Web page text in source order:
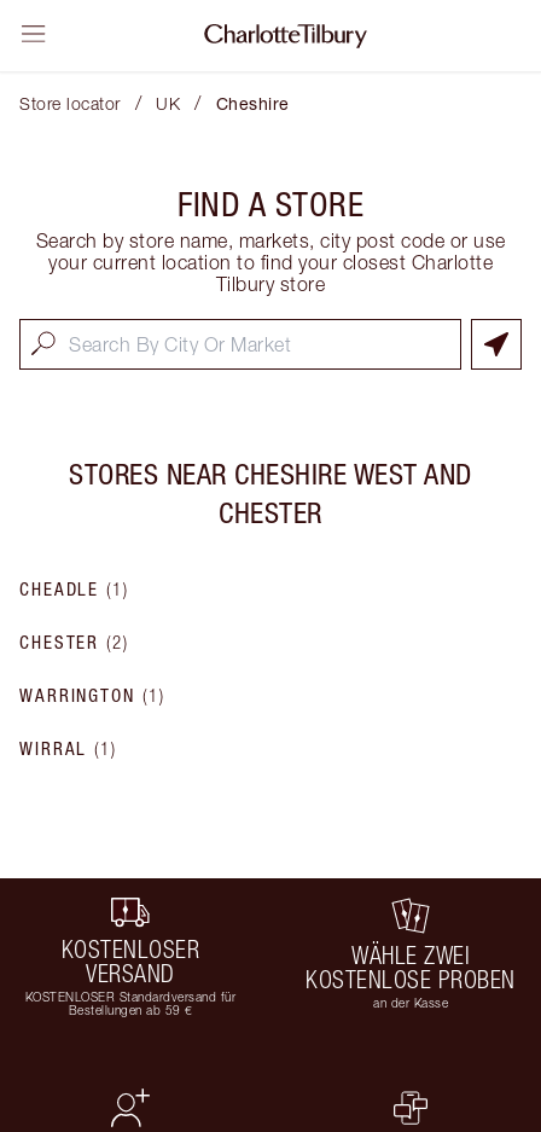
Store locator / UK / Cheshire
FIND A STORE
Search by store name, markets, city post code or use
your current location to find your closest Charlotte
Tilbury store
STORES NEAR CHESHIRE WEST AND
CHESTER
CHEADLE (1 )
CHESTER (2)
WARRINGTON (1 )
WIRRAL (1)
KOSTENLOSER
VERSAND
KOSTENLOSER Standardversand für
Bestellungen ab 59 €
WÄHLE ZWEI
KOSTENLOSE PROBEN
an der Kasse